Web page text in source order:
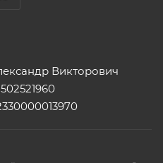
Викторович